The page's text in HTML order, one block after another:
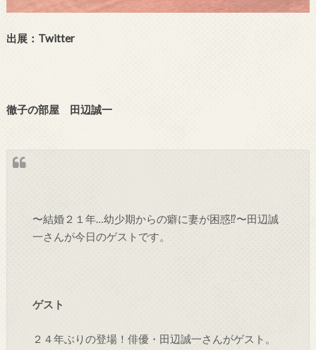
出展：Twitter
徹子の部屋 田辺誠一
〜結婚２１年…幼少期からの癖に妻が困惑⁉〜田辺誠
一さんが今日のゲストです。
ゲスト
２４年ぶりの登場！俳優・田辺誠一さんがゲスト。